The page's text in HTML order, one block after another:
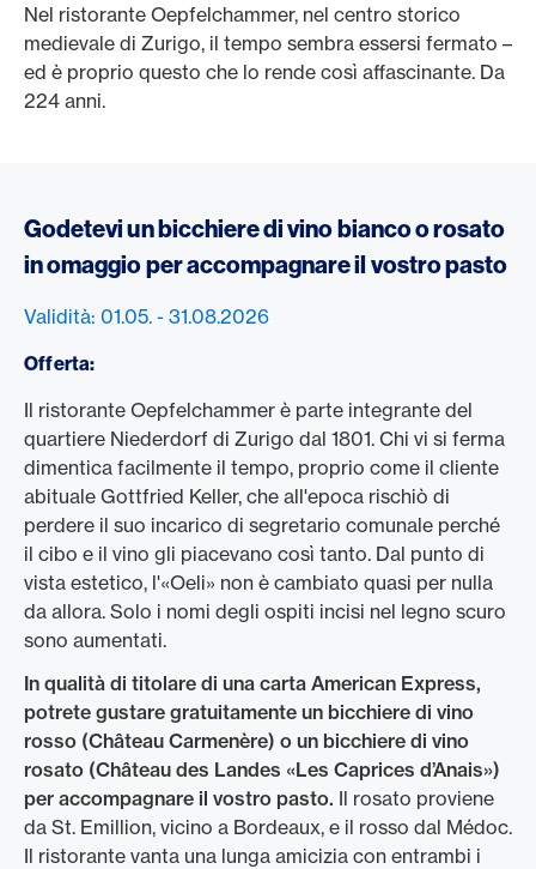
Nel ristorante Oepfelchammer, nel centro storico
medievale di Zurigo, il tempo sembra essersi fermato –
ed è proprio questo che lo rende così affascinante. Da
224 anni.
Godetevi un bicchiere di vino bianco o rosato
in omaggio per accompagnare il vostro pasto
Validità: 01.05. - 31.08.2026
Offerta:
Il ristorante Oepfelchammer è parte integrante del
quartiere Niederdorf di Zurigo dal 1801. Chi vi si ferma
dimentica facilmente il tempo, proprio come il cliente
abituale Gottfried Keller, che all'epoca rischiò di
perdere il suo incarico di segretario comunale perché
il cibo e il vino gli piacevano così tanto. Dal punto di
vista estetico, l'«Oeli» non è cambiato quasi per nulla
da allora. Solo i nomi degli ospiti incisi nel legno scuro
sono aumentati.
In qualità di titolare di una carta American Express,
potrete gustare gratuitamente un bicchiere di vino
rosso (Château Carmenère) o un bicchiere di vino
rosato (Château des Landes «Les Caprices d’Anais»)
per accompagnare il vostro pasto. Il rosato proviene
da St. Emillion, vicino a Bordeaux, e il rosso dal Médoc.
Il ristorante vanta una lunga amicizia con entrambi i